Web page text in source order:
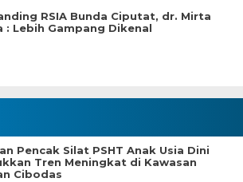
RSIA Bunda Ciputat, dr. Mirta
: Lebih Gampang Dikenal
Pencak Silat PSHT Anak Usia Dini
Tren Meningkat di Kawasan
Cibodas